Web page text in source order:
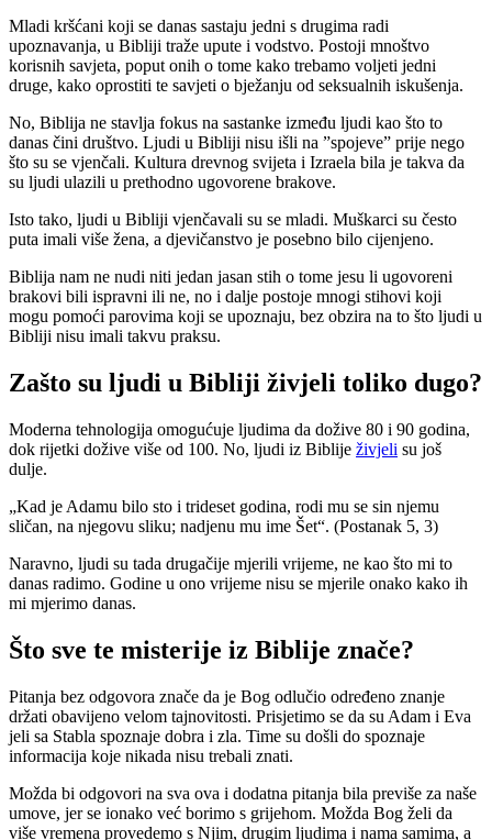
Mladi kršćani koji se danas sastaju jedni s drugima radi
upoznavanja, u Bibliji traže upute i vodstvo. Postoji mnoštvo
korisnih savjeta, poput onih o tome kako trebamo voljeti jedni
druge, kako oprostiti te savjeti o bježanju od seksualnih iskušenja.
No, Biblija ne stavlja fokus na sastanke između ljudi kao što to
danas čini društvo. Ljudi u Bibliji nisu išli na ”spojeve” prije nego
što su se vjenčali. Kultura drevnog svijeta i Izraela bila je takva da
su ljudi ulazili u prethodno ugovorene brakove.
Isto tako, ljudi u Bibliji vjenčavali su se mladi. Muškarci su često
puta imali više žena, a djevičanstvo je posebno bilo cijenjeno.
Biblija nam ne nudi niti jedan jasan stih o tome jesu li ugovoreni
brakovi bili ispravni ili ne, no i dalje postoje mnogi stihovi koji
mogu pomoći parovima koji se upoznaju, bez obzira na to što ljudi u
Bibliji nisu imali takvu praksu.
Zašto su ljudi u Bibliji živjeli toliko dugo?
Moderna tehnologija omogućuje ljudima da dožive 80 i 90 godina,
dok rijetki dožive više od 100. No, ljudi iz Biblije živjeli su još
dulje.
„Kad je Adamu bilo sto i trideset godina, rodi mu se sin njemu
sličan, na njegovu sliku; nadjenu mu ime Šet“. (Postanak 5, 3)
Naravno, ljudi su tada drugačije mjerili vrijeme, ne kao što mi to
danas radimo. Godine u ono vrijeme nisu se mjerile onako kako ih
mi mjerimo danas.
Što sve te misterije iz Biblije znače?
Pitanja bez odgovora znače da je Bog odlučio određeno znanje
držati obavijeno velom tajnovitosti. Prisjetimo se da su Adam i Eva
jeli sa Stabla spoznaje dobra i zla. Time su došli do spoznaje
informacija koje nikada nisu trebali znati.
Možda bi odgovori na sva ova i dodatna pitanja bila previše za naše
umove, jer se ionako već borimo s grijehom. Možda Bog želi da
više vremena provedemo s Njim, drugim ljudima i nama samima, a